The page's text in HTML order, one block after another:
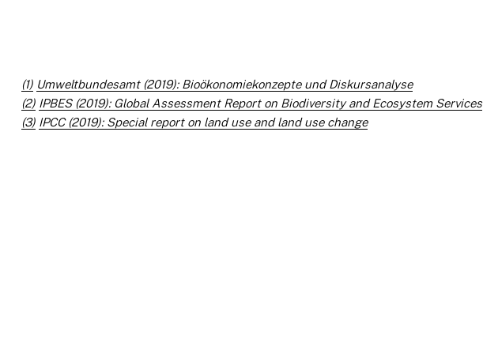
(1) Umweltbundesamt (2019): Bioökonomiekonzepte und Diskursanalyse
(2) IPBES (2019): Global Assessment Report on Biodiversity and Ecosystem Services
(3) IPCC (2019): Special report on land use and land use change